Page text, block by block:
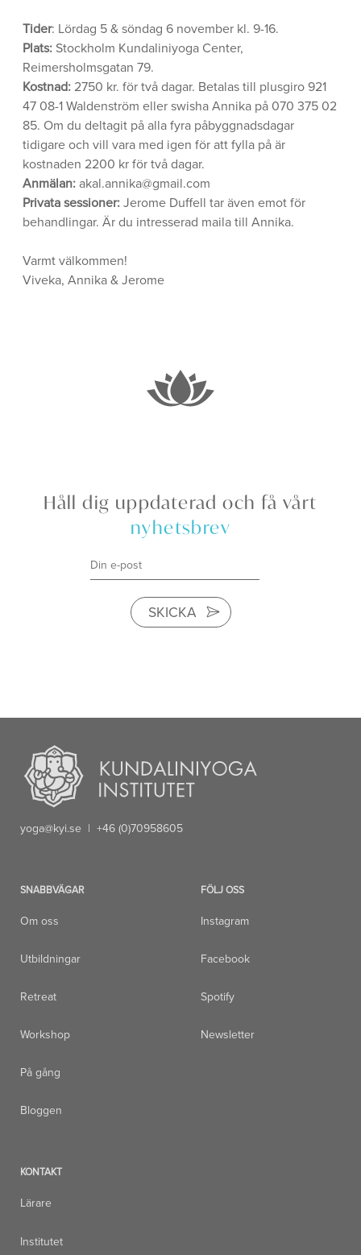
Tider: Lördag 5 & söndag 6 november kl. 9-16.
Plats: Stockholm Kundaliniyoga Center,
Reimersholmsgatan 79.
Kostnad: 2750 kr. för två dagar. Betalas till plusgiro 921
47 08-1 Waldenström eller swisha Annika på 070 375 02
85. Om du deltagit på alla fyra påbyggnadsdagar
tidigare och vill vara med igen för att fylla på är
kostnaden 2200 kr för två dagar.
Anmälan:akal.annika@gmail.com
Privata sessioner:Jerome Duffell tar även emot för
behandlingar. Är du intresserad maila till Annika.
Varmt välkommen!
Viveka, Annika & Jerome
Håll dig uppdaterad och få vårt
nyhetsbrev
SKICKA
yoga@kyi.se | +46 (0)70958605
SNABBVÄGAR
Om oss
Utbildningar
Retreat
Workshop
På gång
Bloggen
FÖLJ OSS
Instagram
Facebook
Spotify
Newsletter
KONTAKT
Lärare
Institutet